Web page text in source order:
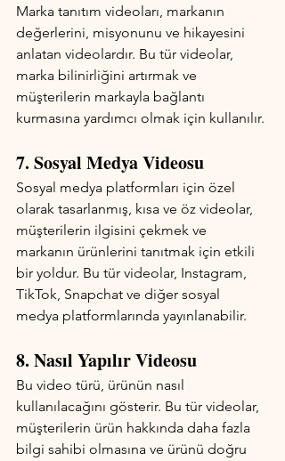
Marka tanıtım videoları, markanın
değerlerini, misyonunu ve hikayesini
anlatan videolardır. Bu tür videolar,
marka bilinirliğini artırmak ve
müşterilerin markayla bağlantı
kurmasına yardımcı olmak için kullanılır.
7. Sosyal Medya Videosu
Sosyal medya platformları için özel
olarak tasarlanmış, kısa ve öz videolar,
müşterilerin ilgisini çekmek ve
markanın ürünlerini tanıtmak için etkili
bir yoldur. Bu tür videolar, Instagram,
TikTok, Snapchat ve diğer sosyal
medya platformlarında yayınlanabilir.
8. Nasıl Yapılır Videosu
Bu video türü, ürünün nasıl
kullanılacağını gösterir. Bu tür videolar,
müşterilerin ürün hakkında daha fazla
bilgi sahibi olmasına ve ürünü doğru